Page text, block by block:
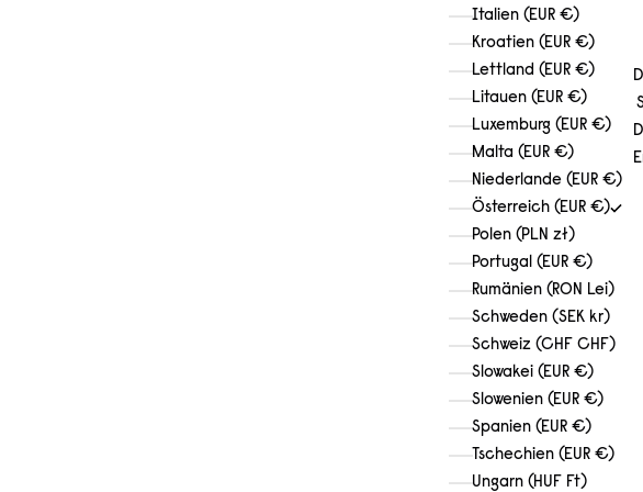
Italien (EUR €)
Kroatien (EUR €)
Lettland (EUR €)
Litauen (EUR €)
Luxemburg (EUR €)
Malta (EUR €)
Niederlande (EUR €)
Österreich (EUR €)
Polen (PLN zł)
Portugal (EUR €)
Rumänien (RON Lei)
Schweden (SEK kr)
Schweiz (CHF CHF)
Slowakei (EUR €)
Slowenien (EUR €)
Spanien (EUR €)
Tschechien (EUR €)
Ungarn (HUF Ft)